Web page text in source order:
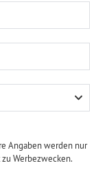
Angaben werden nur
Werbezwecken.